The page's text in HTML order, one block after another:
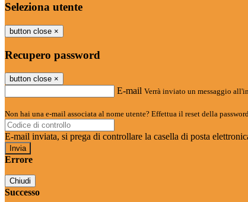
Seleziona utente
button close ×
Recupero password
button close ×
E-mail Verrà inviato un messaggio
Non hai una e-mail associata al nome utente? Effettua il reset della
E-mail inviata, si prega di controllare la casella di posta
Errore
Chiudi
Successo